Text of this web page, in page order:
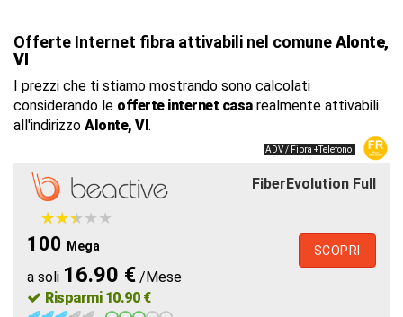
Offerte Internet fibra attivabili nel comuneAlonte,
VI
I prezzi che ti stiamo mostrando sono calcolati
considerando le offerte internet casarealmente attivabili
all'indirizzo Alonte, VI.
ADV / Fibra +Telefono
FiberEvolution Full
★★★★★
★★★★★
100 Mega
a soli 16.90 € /Mese
Risparmi 10.90 €
SCOPRI